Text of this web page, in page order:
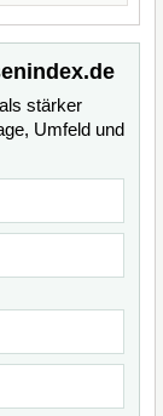
stärker
Umfeld und